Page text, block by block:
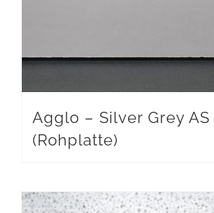
Agglo – Silver Grey AS
(Rohplatte)